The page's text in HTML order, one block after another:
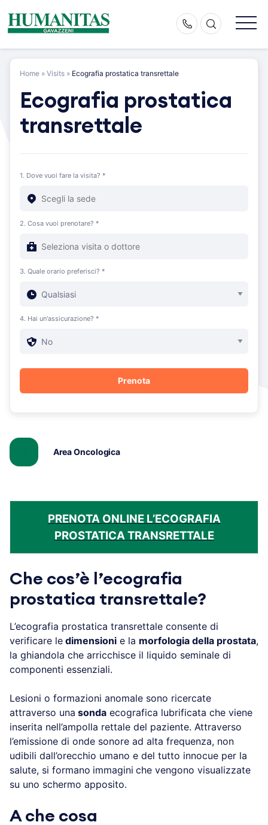
content
Home » Visits » Ecografia prostatica transrettale
Ecografia prostatica
transrettale
1. Dove vuoi fare la visita? *
2. Cosa vuoi prenotare? *
3. Quale orario preferisci? *
4. Hai un'assicurazione? *
PRENOTA ONLINE L’ECOGRAFIA
PROSTATICA TRANSRETTALE
Che cos’è l’ecografia
prostatica transrettale?
L’ecografia prostatica transrettale consente di
verificare le dimensioni e la morfologia della prostata,
la ghiandola che arricchisce il liquido seminale di
componenti essenziali.
Lesioni o formazioni anomale sono ricercate
attraverso una sonda ecografica lubrificata che viene
inserita nell’ampolla rettale del paziente. Attraverso
l’emissione di onde sonore ad alta frequenza, non
udibili dall’orecchio umano e del tutto innocue per la
salute, si formano immagini che vengono visualizzate
su uno schermo apposito.
A che cosa
Area Oncologica